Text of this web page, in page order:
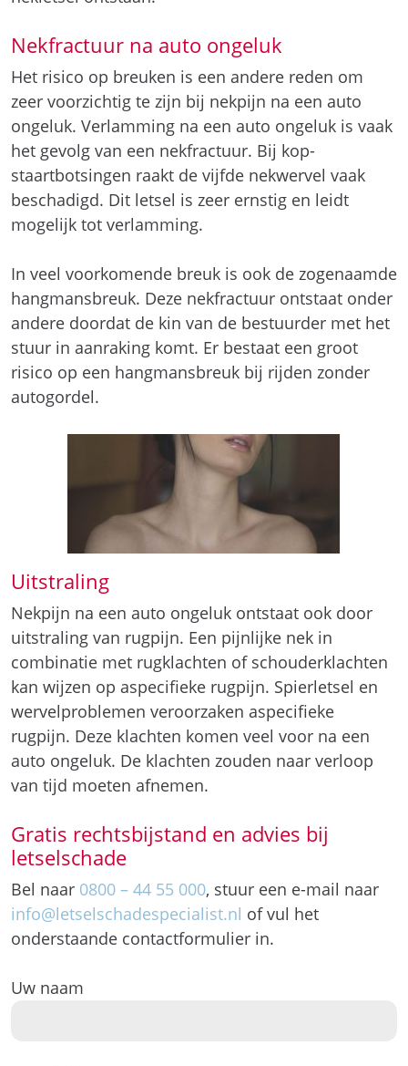
Nekfractuur na auto ongeluk
Het risico op breuken is een andere reden om
zeer voorzichtig te zijn bij nekpijn na een auto
ongeluk. Verlamming na een auto ongeluk is vaak
het gevolg van een nekfractuur. Bij kop-
staartbotsingen raakt de vijfde nekwervel vaak
beschadigd. Dit letsel is zeer ernstig en leidt
mogelijk tot verlamming.
In veel voorkomende breuk is ook de zogenaamde
hangmansbreuk. Deze nekfractuur ontstaat onder
andere doordat de kin van de bestuurder met het
stuur in aanraking komt. Er bestaat een groot
risico op een hangmansbreuk bij rijden zonder
autogordel.
Uitstraling
Nekpijn na een auto ongeluk ontstaat ook door
uitstraling van rugpijn. Een pijnlijke nek in
combinatie met rugklachten of schouderklachten
kan wijzen op aspecifieke rugpijn. Spierletsel en
wervelproblemen veroorzaken aspecifieke
rugpijn. Deze klachten komen veel voor na een
auto ongeluk. De klachten zouden naar verloop
van tijd moeten afnemen.
Gratis rechtsbijstand en advies bij
letselschade
Bel naar 0800 – 44 55 000, stuur een e-mail naar
info@letselschadespecialist.nl of vul het
onderstaande contactformulier in.
Uw naam